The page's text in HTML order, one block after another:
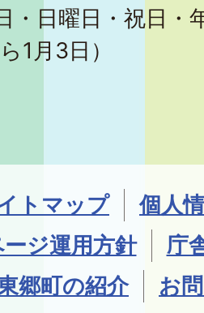
・日曜日・祝日・
1月3日）
トマップ
個人
ジ運用方針
庁
郷町の紹介
お